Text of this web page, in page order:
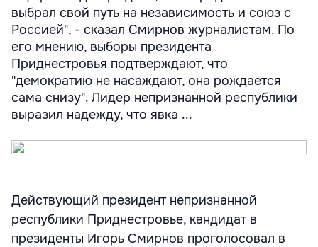
выбрал свой путь на независимость и союз с
Россией", - сказал Смирнов журналистам. По
его мнению, выборы президента
Приднестровья подтверждают, что
"демократию не насаждают, она рождается
сама снизу". Лидер непризнанной республики
выразил надежду, что явка ...
Действующий президент непризнанной
республики Приднестровье, кандидат в
президенты Игорь Смирнов проголосовал в